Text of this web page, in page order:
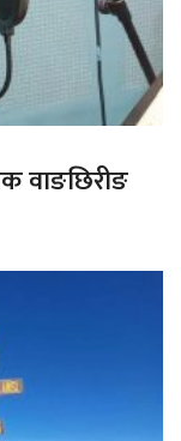
वाङछिरीङ